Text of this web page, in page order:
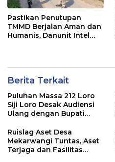
Pastikan Penutupan
TMMD Berjalan Aman dan
Humanis, Danunit Intel
Berita Terkait
Puluhan Massa 212 Loro
Siji Loro Desak Audiensi
Ulang dengan Bupati
hingga Polusi Tambang
Pasir
Ruislag Aset Desa
Mekarwangi Tuntas, Aset
Terjaga dan Fasilitas